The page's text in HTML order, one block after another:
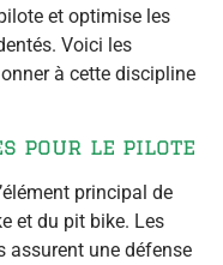
et optimise les
Voici les
à cette discipline
pour le pilote
principal de
et du pit bike. Les
assurent une défense